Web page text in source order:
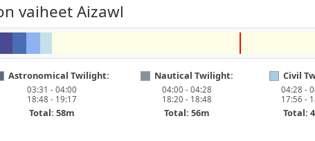
vaiheet Aizawl
Astronomical Twilight:
03:31 - 04:00
18:48 - 19:17
Total: 58m
Nautical Twilight:
04:00 - 04:28
18:20 - 18:48
Total: 56m
Civil
04:28 -
17:56 -
Total: